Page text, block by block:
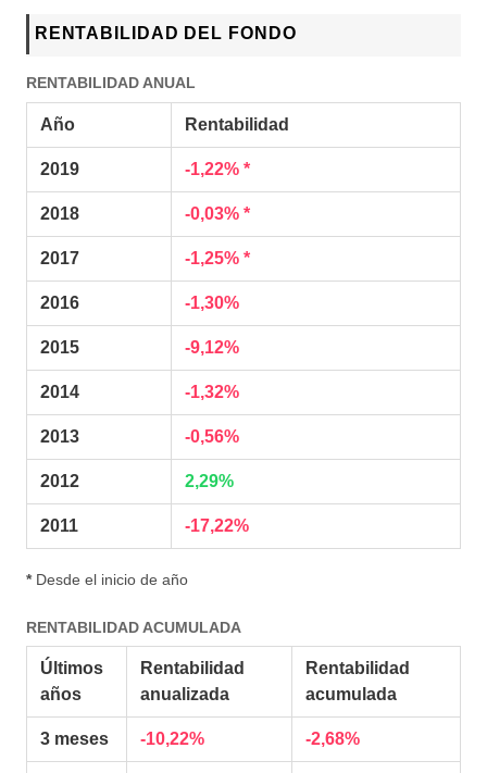
RENTABILIDAD DEL FONDO
RENTABILIDAD ANUAL
Año Rentabilidad
2019 -1,22% *
2018 -0,03% *
2017 -1,25% *
2016 -1,30%
2015 -9,12%
2014 -1,32%
2013 -0,56%
2012 2,29%
2011 -17,22%
*Desde el inicio de año
RENTABILIDAD ACUMULADA
Últimos
años
Rentabilidad
anualizada
Rentabilidad
acumulada
3 meses -10,22% -2,68%